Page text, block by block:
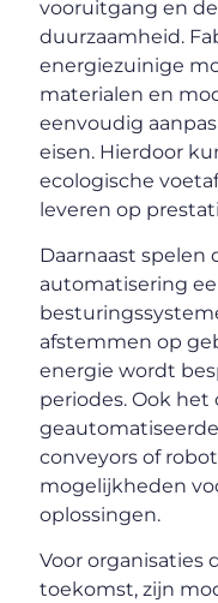
vooruitgang en
duurzaamheid.
energiezuinige
materialen en
eenvoudig
eisen. Hierdoor
ecologische
leveren op
Daarnaast spelen
automatisering
afstemmen op
energie wordt
periodes. Ook
conveyors of
mogelijkheden
oplossingen.
Voor organisaties
toekomst, zijn